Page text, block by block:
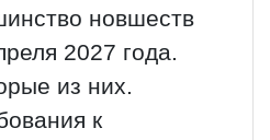
новшеств
2027 года.
из них.
к